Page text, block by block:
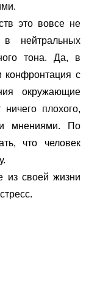
это вовсе не
нейтральных
тона. Да, в
конфронтация с
окружающие
плохого,
мнениями. По
что человек
из своей жизни